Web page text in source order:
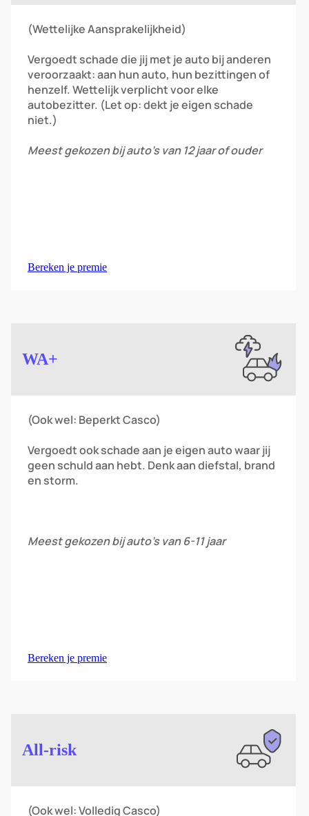
(Wettelijke Aansprakelijkheid)
Vergoedt schade die jij met je auto bij anderen
veroorzaakt: aan hun auto, hun bezittingen of
henzelf. Wettelijk verplicht voor elke
autobezitter. (Let op: dekt je eigen schade
niet.)
Meest gekozen bij auto’s van 12 jaar of ouder
Bereken je premie
WA+
Image
(Ook wel: Beperkt Casco)
Vergoedt ook schade aan je eigen auto waar jij
geen schuld aan hebt. Denk aan diefstal, brand
en storm.
Meest gekozen bij auto’s van 6-11 jaar
Bereken je premie
All-risk
(Ook wel: Volledig Casco)